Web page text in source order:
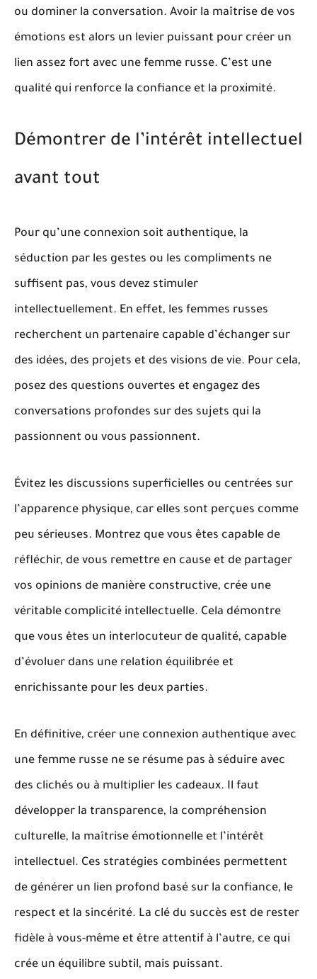
ou dominer la conversation. Avoir la maîtrise de vos
émotions est alors un levier puissant pour créer un
lien assez fort avec une femme russe. C’est une
qualité qui renforce la confiance et la proximité.
Démontrer de l’intérêt intellectuel
avant tout
Pour qu’une connexion soit authentique, la
séduction par les gestes ou les compliments ne
suffisent pas, vous devez stimuler
intellectuellement. En effet, les femmes russes
recherchent un partenaire capable d’échanger sur
des idées, des projets et des visions de vie. Pour cela,
posez des questions ouvertes et engagez des
conversations profondes sur des sujets qui la
passionnent ou vous passionnent.
Évitez les discussions superficielles ou centrées sur
l’apparence physique, car elles sont perçues comme
peu sérieuses. Montrez que vous êtes capable de
réfléchir, de vous remettre en cause et de partager
vos opinions de manière constructive, crée une
véritable complicité intellectuelle. Cela démontre
que vous êtes un interlocuteur de qualité, capable
d’évoluer dans une relation équilibrée et
enrichissante pour les deux parties.
En définitive, créer une connexion authentique avec
une femme russe ne se résume pas à séduire avec
des clichés ou à multiplier les cadeaux. Il faut
développer la transparence, la compréhension
culturelle, la maîtrise émotionnelle et l’intérêt
intellectuel. Ces stratégies combinées permettent
de générer un lien profond basé sur la confiance, le
respect et la sincérité. La clé du succès est de rester
fidèle à vous-même et être attentif à l’autre, ce qui
crée un équilibre subtil, mais puissant.